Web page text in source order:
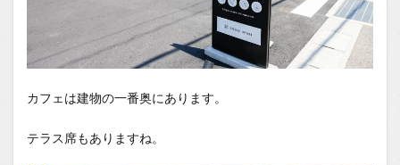
カフェは建物の一番奥にあります。
テラス席もありますね。